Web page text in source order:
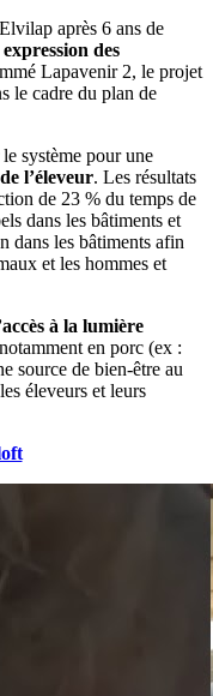
après 6 ans de
des
Lapavenir 2, le projet
le cadre du plan de
système pour une
l’éleveur. Les résultats
de 23 % du temps de
dans les bâtiments et
dans les bâtiments afin
et les hommes et
à la lumière
en porc (ex :
source de bien-être au
éleveurs et leurs